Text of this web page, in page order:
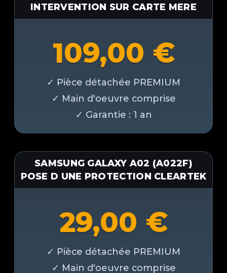
INTERVENTION SUR CARTE MERE
109,00 €
SAMSUNG GALAXY A02 (A022F)
POSE D UNE PROTECTION CLEARTEK
29,00 €